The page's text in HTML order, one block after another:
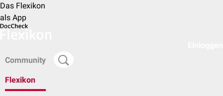
Das Flexikon
als App
Community
Flexikon